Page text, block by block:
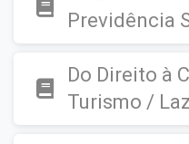
Previdência
Do Direito à
Turismo /